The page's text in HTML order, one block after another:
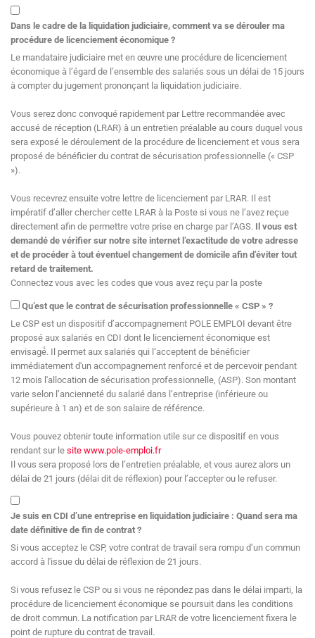
Dans le cadre de la liquidation judiciaire, comment va se dérouler ma
procédure de licenciement économique ?
Le mandataire judiciaire met en œuvre une procédure de licenciement
économique à l’égard de l’ensemble des salariés sous un délai de 15 jours
à compter du jugement prononçant la liquidation judiciaire.
Vous serez donc convoqué rapidement par Lettre recommandée avec
accusé de réception (LRAR) à un entretien préalable au cours duquel vous
sera exposé le déroulement de la procédure de licenciement et vous sera
proposé de bénéficier du contrat de sécurisation professionnelle (« CSP
»).
Vous recevrez ensuite votre lettre de licenciement par LRAR. Il est
impératif d’aller chercher cette LRAR à la Poste si vous ne l’avez reçue
directement afin de permettre votre prise en charge par l’AGS. Il vous est
demandé de vérifier sur notre site internet l’exactitude de votre adresse
et de procéder à tout éventuel changement de domicile afin d’éviter tout
retard de traitement.
Connectez vous avec les codes que vous avez reçu par la poste
Qu’est que le contrat de sécurisation professionnelle « CSP » ?
Le CSP est un dispositif d’accompagnement POLE EMPLOI devant être
proposé aux salariés en CDI dont le licenciement économique est
envisagé́. Il permet aux salariés qui l‘acceptent de bénéficier
immédiatement d'un accompagnement renforcé et de percevoir pendant
12 mois l'allocation de sécurisation professionnelle, (ASP). Son montant
varie selon l’ancienneté du salarié dans l’entreprise (inférieure ou
supérieure à 1 an) et de son salaire de référence.
Vous pouvez obtenir toute information utile sur ce dispositif en vous
rendant sur le site www.pole-emploi.fr
Il vous sera proposé lors de l’entretien préalable, et vous aurez alors un
délai de 21 jours (délai dit de réflexion) pour l’accepter ou le refuser.
Je suis en CDI d’une entreprise en liquidation judiciaire : Quand sera ma
date définitive de fin de contrat ?
Si vous acceptez le CSP, votre contrat de travail sera rompu d’un commun
accord à l'issue du délai de réflexion de 21 jours.
Si vous refusez le CSP ou si vous ne répondez pas dans le délai imparti, la
procédure de licenciement économique se poursuit dans les conditions
de droit commun. La notification par LRAR de votre licenciement fixera le
point de rupture du contrat de travail.